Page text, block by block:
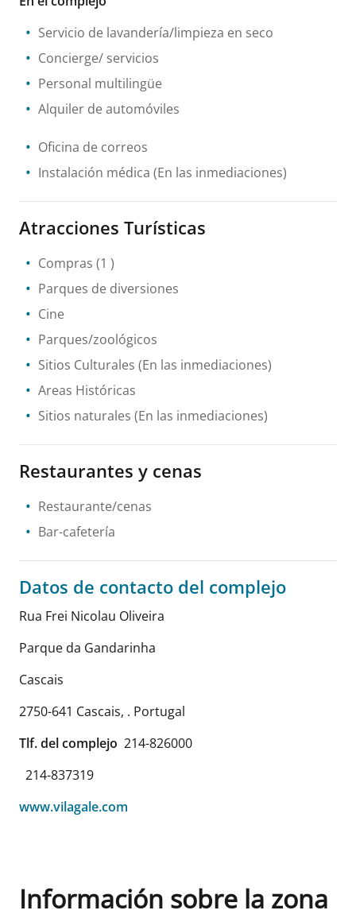
Servicio de lavandería/limpieza en seco
Concierge/ servicios
Personal multilingüe
Alquiler de automóviles
Oficina de correos
Instalación médica (En las inmediaciones)
Atracciones Turísticas
Compras (1 )
Parques de diversiones
Cine
Parques/zoológicos
Sitios Culturales (En las inmediaciones)
Areas Históricas
Sitios naturales (En las inmediaciones)
Restaurantes y cenas
Restaurante/cenas
Bar-cafetería
Datos de contacto del complejo
Rua Frei Nicolau Oliveira
Parque da Gandarinha
Cascais
2750-641 Cascais, . Portugal
Tlf. del complejo 214-826000
214-837319
www.vilagale.com
Información sobre la zona